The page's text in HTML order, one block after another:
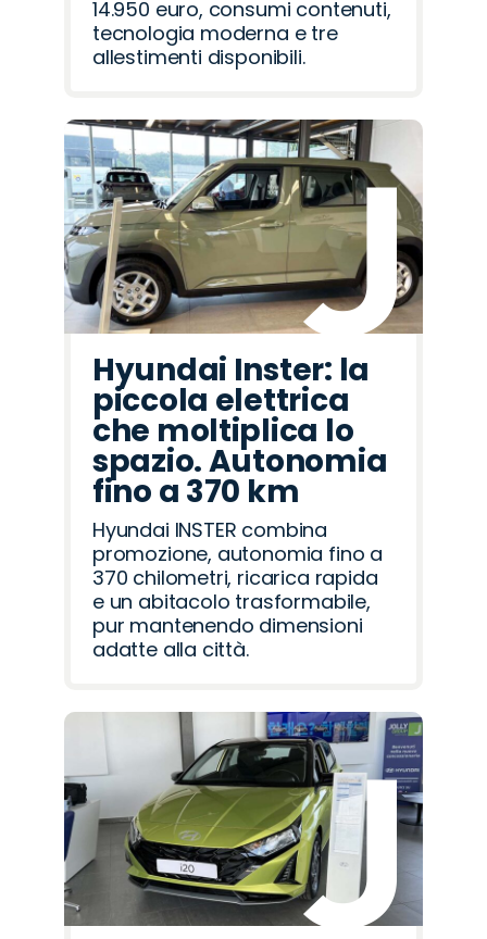
14.950 euro, consumi contenuti,
tecnologia moderna e tre
allestimenti disponibili.
Hyundai Inster: la
piccola elettrica
che moltiplica lo
spazio. Autonomia
fino a 370 km
Hyundai INSTER combina
promozione, autonomia fino a
370 chilometri, ricarica rapida
e un abitacolo trasformabile,
pur mantenendo dimensioni
adatte alla città.